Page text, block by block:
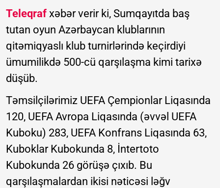
Teleqraf xəbər verir ki, Sumqayıtda baş
tutan oyun Azərbaycan klublarının
qitəmiqyaslı klub turnirlərində keçirdiyi
ümumilikdə 500-cü qarşılaşma kimi tarixə
düşüb.
Təmsilçilərimiz UEFA Çempionlar Liqasında
120, UEFA Avropa Liqasında (əvvəl UEFA
Kuboku) 283, UEFA Konfrans Liqasında 63,
Kuboklar Kubokunda 8, İntertoto
Kubokunda 26 görüşə çıxıb. Bu
qarşılaşmalardan ikisi nəticəsi ləğv